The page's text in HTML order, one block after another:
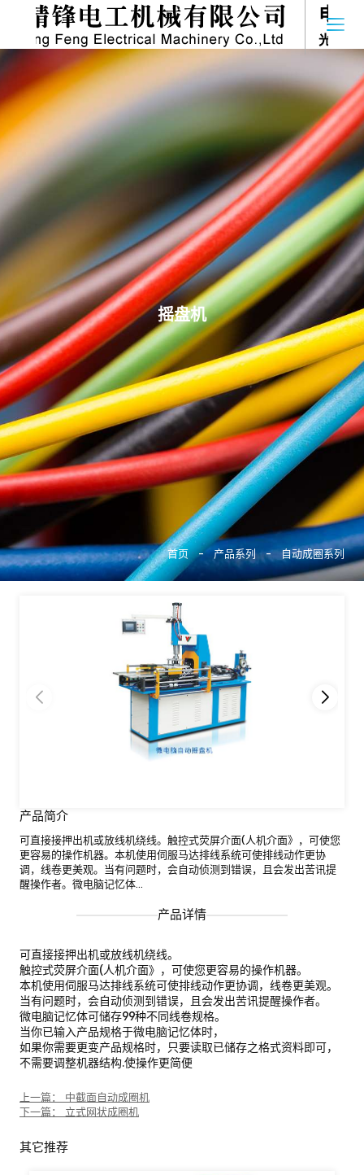
首页
关于我们
产品系列
新闻中心
联系我们
Language
搜索
摇盘机
首页 - 产品系列 - 自动成圈系列
产品简介
可直接接押出机或放线机绕线。触控式荧屏介面(人机介面》，可使您
更容易的操作机器。本机使用伺服马达排线系统可使排线动作更协
调，线卷更美观。当有问题时，会自动侦测到错误，且会发出苦讯提
醒操作者。微电脑记忆体...
产品详情
可直接接押出机或放线机绕线。
触控式荧屏介面(人机介面》，可使您更容易的操作机器。
本机使用伺服马达排线系统可使排线动作更协调，线卷更美观。
当有问题时，会自动侦测到错误，且会发出苦讯提醒操作者。
微电脑记忆体可储存99种不同线卷规格。
当你已输入产品规格于微电脑记忆体时，
如果你需要更变产品规格时，只要读取已储存之格式资料即可，
不需要调整机器结构.使操作更简便
上一篇： 中截面自动成圈机
下一篇： 立式网状成圈机
其它推荐